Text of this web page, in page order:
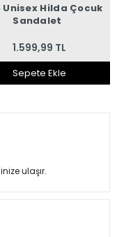
Unisex Hilda Çocuk
Sandalet
1.599,99 TL
Sepete Ekle
ulaşır.